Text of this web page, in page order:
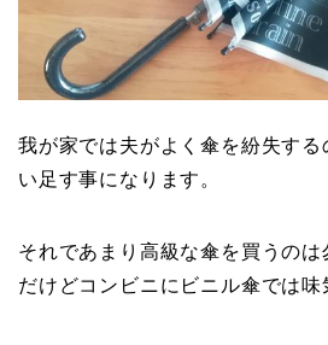
我が家では夫がよく傘を紛失する
い足す事になります。
それであまり高級な傘を買うのは
だけどコンビニにビニル傘では味